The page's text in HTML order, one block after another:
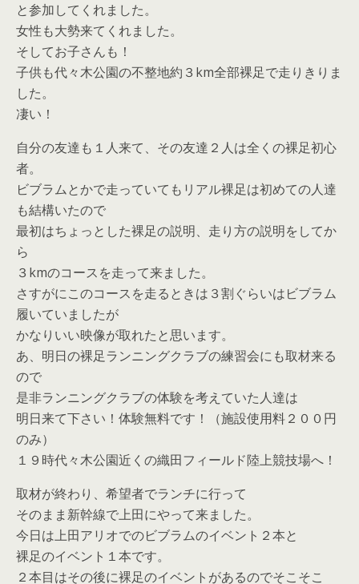
と参加してくれました。
女性も大勢来てくれました。
そしてお子さんも！
子供も代々木公園の不整地約３km全部裸足で走りきりま
した。
凄い！
自分の友達も１人来て、その友達２人は全くの裸足初心
者。
ビブラムとかで走っていてもリアル裸足は初めての人達
も結構いたので
最初はちょっとした裸足の説明、走り方の説明をしてか
ら
３kmのコースを走って来ました。
さすがにこのコースを走るときは３割ぐらいはビブラム
履いていましたが
かなりいい映像が取れたと思います。
あ、明日の裸足ランニングクラブの練習会にも取材来る
ので
是非ランニングクラブの体験を考えていた人達は
明日来て下さい！体験無料です！（施設使用料２００円
のみ）
１９時代々木公園近くの織田フィールド陸上競技場へ！
取材が終わり、希望者でランチに行って
そのまま新幹線で上田にやって来ました。
今日は上田アリオでのビブラムのイベント２本と
裸足のイベント１本です。
２本目はその後に裸足のイベントがあるのでそこそこ